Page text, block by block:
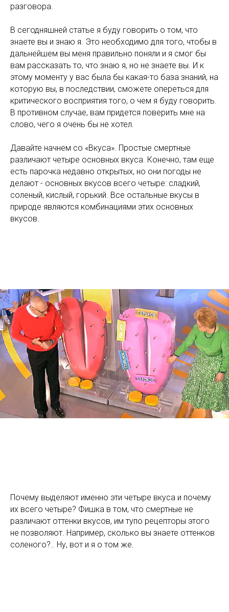
разговора.
В сегодняшней статье я буду говорить о том, что
знаете вы и знаю я. Это необходимо для того, чтобы в
дальнейшем вы меня правильно поняли и я смог бы
вам рассказать то, что знаю я, но не знаете вы. И к
этому моменту у вас была бы какая-то база знаний, на
которую вы, в последствии, сможете опереться для
критического восприятия того, о чем я буду говорить.
В противном случае, вам придется поверить мне на
слово, чего я очень бы не хотел.
Давайте начнем со «Вкуса». Простые смертные
различают четыре основных вкуса. Конечно, там еще
есть парочка недавно открытых, но они погоды не
делают - основных вкусов всего четыре: сладкий,
соленый, кислый, горький. Все остальные вкусы в
природе являются комбинациями этих основных
вкусов.
Почему выделяют именно эти четыре вкуса и почему
их всего четыре? Фишка в том, что смертные не
различают оттенки вкусов, им тупо рецепторы этого
не позволяют. Например, сколько вы знаете оттенков
соленого?.. Ну, вот и я о том же.